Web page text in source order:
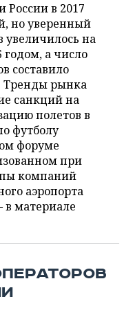
России в 2017
но уверенный
увеличилось на
годом, а число
составило
Тренды рынка
санкций на
полетов в
футболу
форуме
при
компаний
аэропорта
в материале